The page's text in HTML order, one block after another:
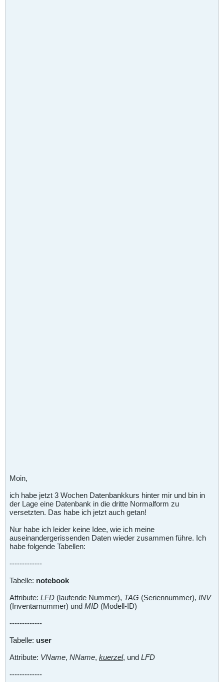
Moin,
ich habe jetzt 3 Wochen Datenbankkurs hinter mir und bin in
der Lage eine Datenbank in die dritte Normalform zu
versetzten. Das habe ich jetzt auch getan!
Nur habe ich leider keine Idee, wie ich meine
auseinandergerissenden Daten wieder zusammen führe. Ich
habe folgende Tabellen:
-------------
Tabelle: notebook
Attribute: LFD (laufende Nummer), TAG (Seriennummer), INV
(Inventarnummer) und MID (Modell-ID)
-------------
Tabelle: user
Attribute: VName, NName, kuerzel, und LFD
-------------